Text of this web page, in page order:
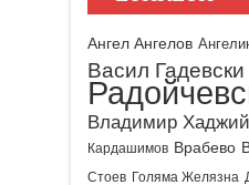
Ангел Ангелов
Васил Гадевски
Владимир
Кардашимов Врабево
Стоев Голяма Желязна